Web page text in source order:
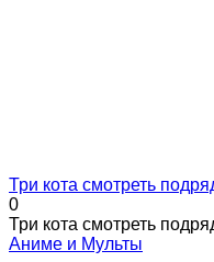
Три кота смотреть
0
Три кота смотреть
Аниме и Мульты